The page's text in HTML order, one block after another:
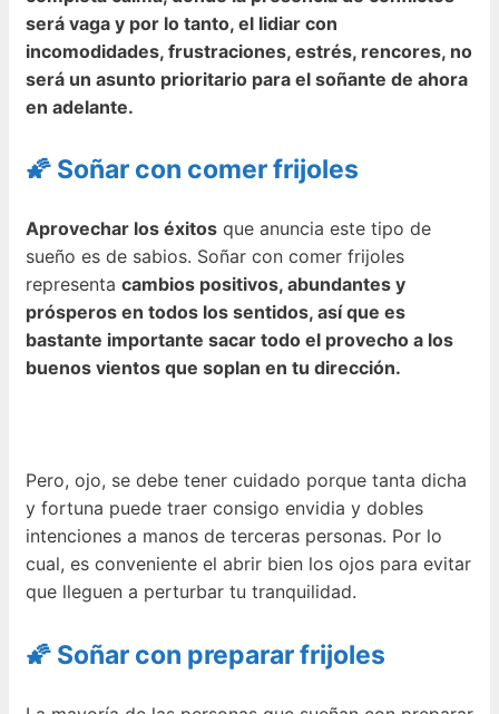
será vaga y por lo tanto, el lidiar con
incomodidades, frustraciones, estrés, rencores, no
será un asunto prioritario para el soñante de ahora
en adelante.
🌠 Soñar con comer frijoles
Aprovechar los éxitos que anuncia este tipo de
sueño es de sabios. Soñar con comer frijoles
representa cambios positivos, abundantes y
prósperos en todos los sentidos, así que es
bastante importante sacar todo el provecho a los
buenos vientos que soplan en tu dirección.
Pero, ojo, se debe tener cuidado porque tanta dicha
y fortuna puede traer consigo envidia y dobles
intenciones a manos de terceras personas. Por lo
cual, es conveniente el abrir bien los ojos para evitar
que lleguen a perturbar tu tranquilidad.
🌠 Soñar con preparar frijoles